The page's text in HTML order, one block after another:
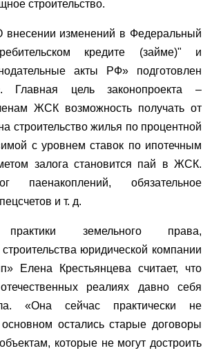
строительство.
внесении изменений в Федеральный
кредите (займе)" и
акты РФ» подготовлен
Главная цель законопроекта –
ЖСК возможность получать от
строительство жилья по процентной
с уровнем ставок по ипотечным
залога становится пай в ЖСК.
паенакоплений, обязательное
и т. д.
практики земельного права,
юридической компании
Елена Крестьянцева считает, что
реалиях давно себя
«Она сейчас практически не
основном остались старые договоры
которые не могут достроить